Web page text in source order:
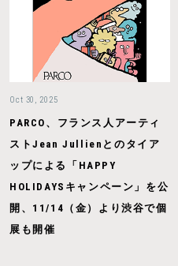
Oct 30, 2025
PARCO、フランス人アーティ
ストJean Jullienとのタイア
ップによる「HAPPY
HOLIDAYSキャンペーン」を公
開、11/14（金）より渋谷で個
展も開催